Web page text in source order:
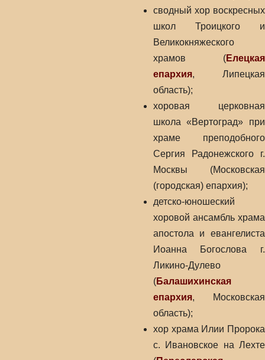
сводный хор воскресных
школ Троицкого и
Великокняжеского
храмов (Елецкая
епархия, Липецкая
область);
хоровая церковная
школа «Вертоград» при
храме преподобного
Сергия Радонежского г.
Москвы (Московская
(городская) епархия);
детско-юношеский
хоровой ансамбль храма
апостола и евангелиста
Иоанна Богослова г.
Ликино-Дулево
(Балашихинская
епархия, Московская
область);
хор храма Илии Пророка
с. Ивановское на Лехте